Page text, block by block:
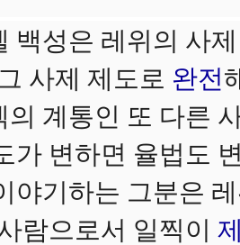
백성은 레위의 사
사제 제도로 완전
의 계통인 또 다른
가 변하면 율법도
야기하는 그분은
람으로서 일찍이